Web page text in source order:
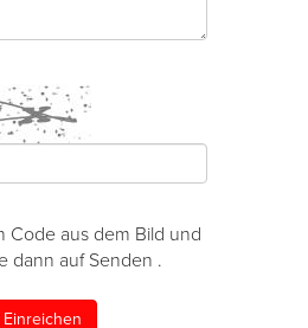
Code aus dem Bild und
dann auf Senden .